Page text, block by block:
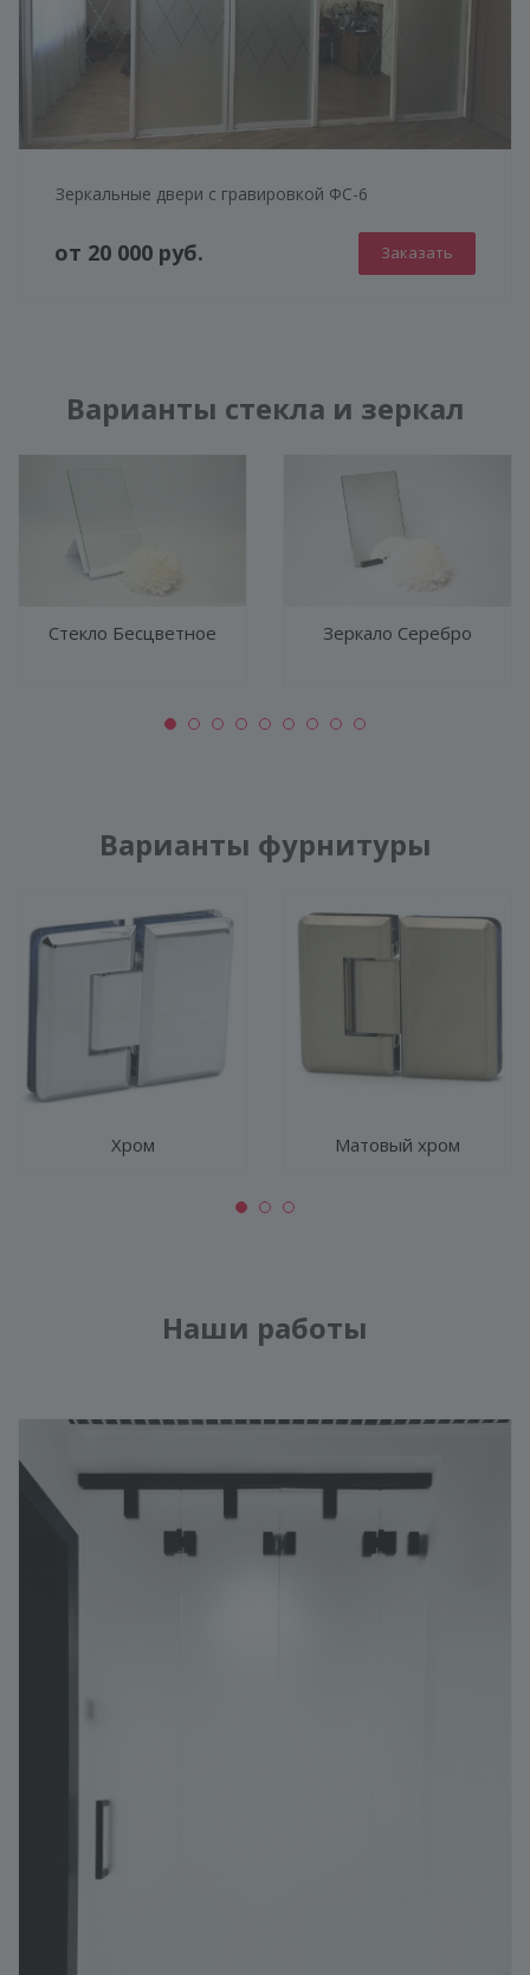
Зеркальные двери с гравировкой ФС-6
от 20 000 руб. Заказать
Варианты стекла и зеркал
Стекло Бесцветное Зеркало Серебро
Варианты фурнитуры
Хром Матовый хром
Наши работы